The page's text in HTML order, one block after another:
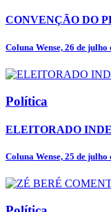
CONVENÇÃO DO
Coluna Wense, 26 de julho
Política
ELEITORADO
Coluna Wense, 25 de julho